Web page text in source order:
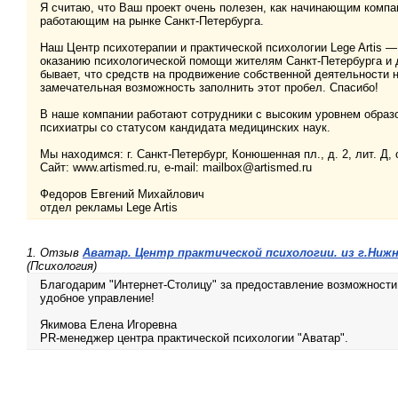
Я считаю, что Ваш проект очень полезен, как начинающим
работающим на рынке Санкт-Петербурга.
Наш Центр психотерапии и практической психологии Lege Artis
оказанию психологической помощи жителям Санкт-Петербурга и
бывает, что средств на продвижение собственной
замечательная возможность заполнить этот пробел. Спасибо!
В наше компании работают сотрудники с высоким уровнем
психиатры со статусом кандидата медицинских наук.
Мы находимся: г. Санкт-Петербург, Конюшенная пл., д. 2, лит. Д,
Сайт: www.artismed.ru, e-mail: mailbox@artismed.ru
Федоров Евгений Михайлович
отдел рекламы Lege Artis
1. Отзыв Аватар. Центр практической психологии. из
(Психология)
Благодарим "Интернет-Столицу" за предоставление
удобное управление!
Якимова Елена Игоревна
PR-менеджер центра практической психологии "Аватар".